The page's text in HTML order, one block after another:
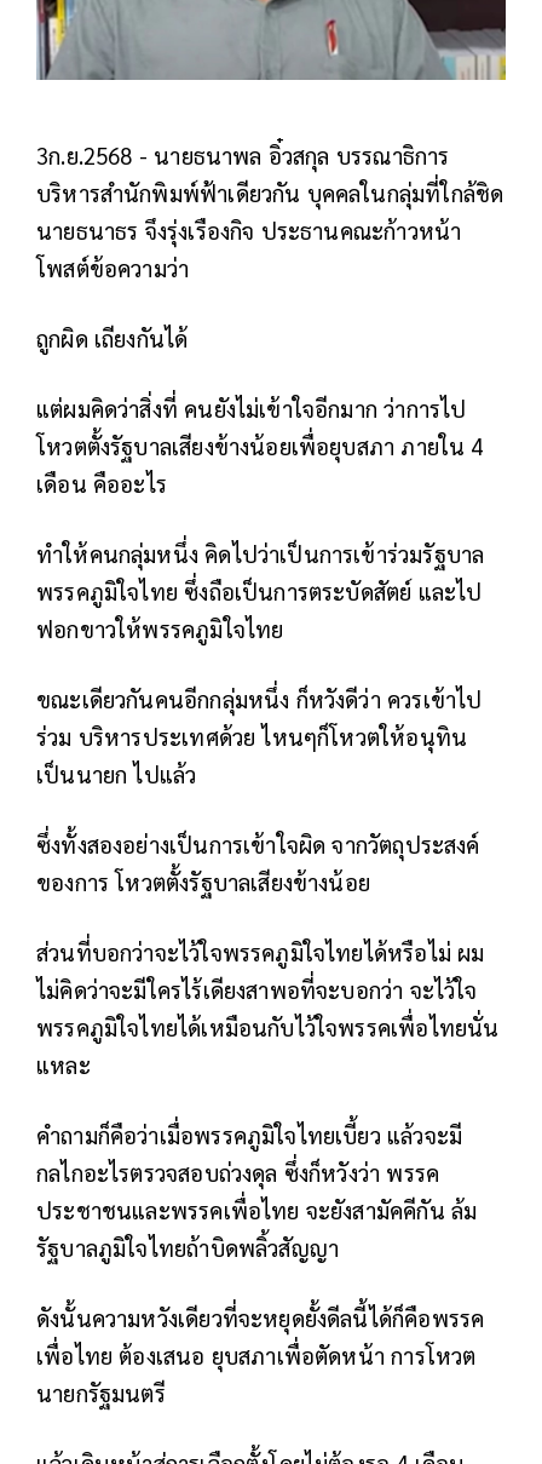
3ก.ย.2568 - นายธนาพล อิ๋วสกุล บรรณาธิการ
บริหารสำนักพิมพ์ฟ้าเดียวกัน บุคคลในกลุ่มที่ใกล้ชิด
นายธนาธร จึงรุ่งเรืองกิจ ประธานคณะก้าวหน้า
โพสต์ข้อความว่า
ถูกผิด เถียงกันได้
แต่ผมคิดว่าสิ่งที่ คนยังไม่เข้าใจอีกมาก ว่าการไป
โหวตตั้งรัฐบาลเสียงข้างน้อยเพื่อยุบสภา ภายใน 4
เดือน คืออะไร
ทำให้คนกลุ่มหนึ่ง คิดไปว่าเป็นการเข้าร่วมรัฐบาล
พรรคภูมิใจไทย ซึ่งถือเป็นการตระบัดสัตย์ และไป
ฟอกขาวให้พรรคภูมิใจไทย
ขณะเดียวกันคนอีกกลุ่มหนึ่ง ก็หวังดีว่า ควรเข้าไป
ร่วม บริหารประเทศด้วย ไหนๆก็โหวตให้อนุทิน
เป็นนายก ไปแล้ว
ซึ่งทั้งสองอย่างเป็นการเข้าใจผิด จากวัตถุประสงค์
ของการ โหวตตั้งรัฐบาลเสียงข้างน้อย
ส่วนที่บอกว่าจะไว้ใจพรรคภูมิใจไทยได้หรือไม่ ผม
ไม่คิดว่าจะมีใครไร้เดียงสาพอที่จะบอกว่า จะไว้ใจ
พรรคภูมิใจไทยได้เหมือนกับไว้ใจพรรคเพื่อไทยนั่น
แหละ
คำถามก็คือว่าเมื่อพรรคภูมิใจไทยเบี้ยว แล้วจะมี
กลไกอะไรตรวจสอบถ่วงดุล ซึ่งก็หวังว่า พรรค
ประชาชนและพรรคเพื่อไทย จะยังสามัคคีกัน ล้ม
รัฐบาลภูมิใจไทยถ้าบิดพลิ้วสัญญา
ดังนั้นความหวังเดียวที่จะหยุดยั้งดีลนี้ได้ก็คือพรรค
เพื่อไทย ต้องเสนอ ยุบสภาเพื่อตัดหน้า การโหวต
นายกรัฐมนตรี